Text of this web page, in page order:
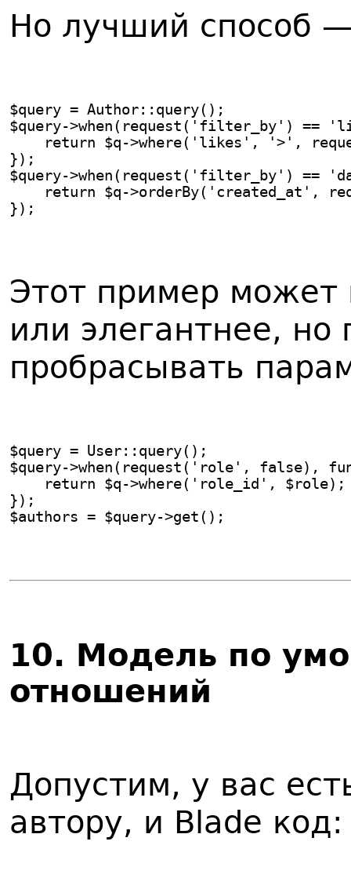
Но лучший способ
$query = Author::query();
$query->when(request('filter_by') ==
return $q->where('likes', '>',
});
$query->when(request('filter_by') ==
return $q->orderBy('created_at',
});
Этот пример может
или элегантнее, но
пробрасывать
$query = User::query();
$query->when(request('role', false),
    return $q->where('role_id', $role);
});
$authors = $query->get();
10. Модель по
отношений
Допустим, у вас
автору, и Blade код: